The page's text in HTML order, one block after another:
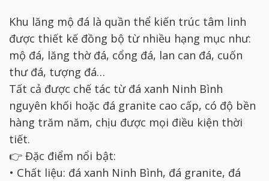
Khu lăng mộ đá là quần thể kiến trúc tâm linh
được thiết kế đồng bộ từ nhiều hạng mục như:
mộ đá, lăng thờ đá, cổng đá, lan can đá, cuốn
thư đá, tượng đá…
Tất cả được chế tác từ đá xanh Ninh Bình
nguyên khối hoặc đá granite cao cấp, có độ bền
hàng trăm năm, chịu được mọi điều kiện thời
tiết.
👉 Đặc điểm nổi bật:
• Chất liệu: đá xanh Ninh Bình, đá granite, đá